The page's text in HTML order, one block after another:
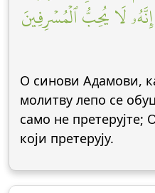
إِنَّهُۥ لَا يُحِبُّ ٱلۡمُسۡرِفِينَ
О синови Адамови,
молитву лепо се
само не претерујте;
који претерују.